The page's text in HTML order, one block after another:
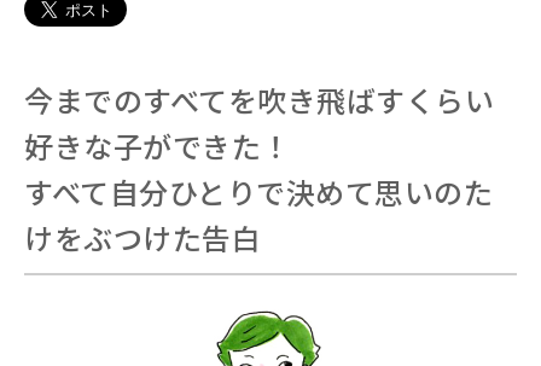
今までのすべてを吹き飛ばすくらい
好きな子ができた！
すべて自分ひとりで決めて思いのた
けをぶつけた告白